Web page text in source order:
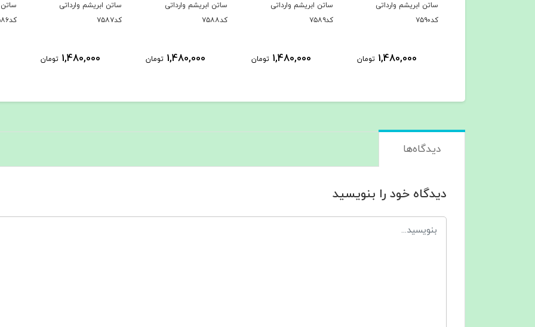
ساتن ابریشم وارداتی
کد۷۵۹۰
1,480,000 تومان
ساتن ابریشم وارداتی
کد۷۵۸۹
1,480,000 تومان
ساتن ابریشم وارداتی
کد۷۵۸۸
1,480,000 تومان
ساتن ابریشم وارداتی
کد۷۵۸۷
1,480,000 تومان
ساتن
کد۷۵۸۶
دیدگاه‌ها
دیدگاه خود را بنویسید